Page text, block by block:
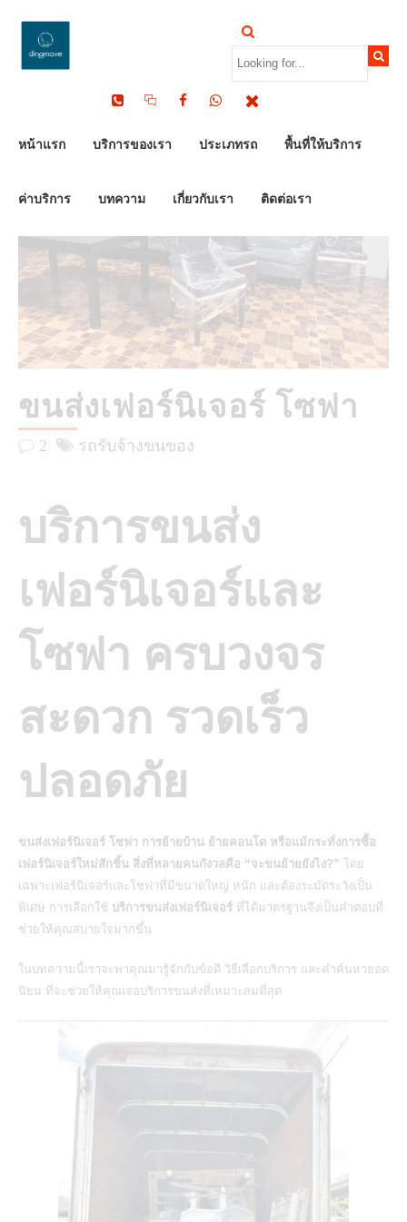
หน้าแรก บริการของเรา ประเภทรถ พื้นที่ให้บริการ
ค่าบริการ บทความ เกี่ยวกับเรา ติดต่อเรา
ขนส่งเฟอร์นิเจอร์ โซฟา
2 รถรับจ้างขนของ
บริการขนส่ง
เฟอร์นิเจอร์และ
โซฟา ครบวงจร
สะดวก รวดเร็ว
ปลอดภัย
ขนส่งเฟอร์นิเจอร์ โซฟา การย้ายบ้าน ย้ายคอนโด หรือแม้กระทั่งการซื้อ
เฟอร์นิเจอร์ใหม่สักชิ้น สิ่งที่หลายคนกังวลคือ “จะขนย้ายยังไง?” โดย
เฉพาะเฟอร์นิเจอร์และโซฟาที่มีขนาดใหญ่ หนัก และต้องระมัดระวังเป็น
พิเศษ การเลือกใช้ บริการขนส่งเฟอร์นิเจอร์ ที่ได้มาตรฐานจึงเป็นคำตอบที่
ช่วยให้คุณสบายใจมากขึ้น
ในบทความนี้เราจะพาคุณมารู้จักกับข้อดี วิธีเลือกบริการ และคำค้นหายอด
นิยม ที่จะช่วยให้คุณเจอบริการขนส่งที่เหมาะสมที่สุด